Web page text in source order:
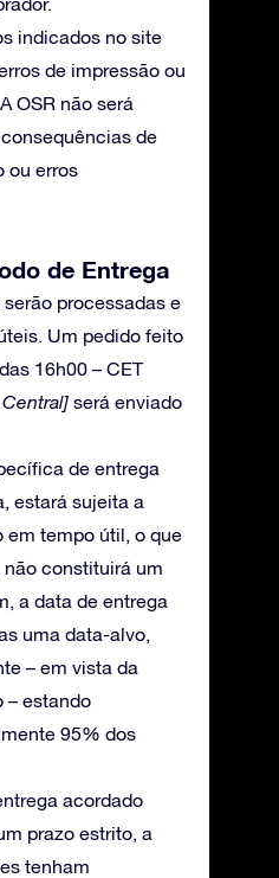
indicados no site
de impressão ou
OSR não será
de
ou erros
de Entrega
processadas e
Um pedido feito
16h00 – CET
será enviado
de entrega
estará sujeita a
em tempo útil, o que
constituirá um
a data de entrega
uma data-alvo,
– em vista da
– estando
95% dos
acordado
prazo estrito, a
tenham